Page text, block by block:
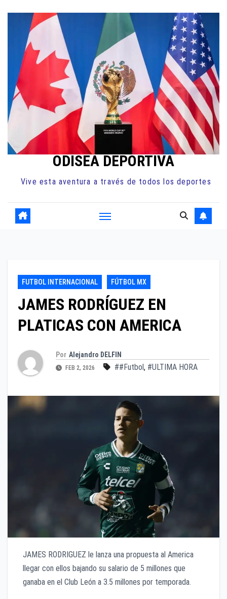
contenido
ODISEA DEPORTIVA
Vive esta aventura a través de todos los deportes
FUTBOL INTERNACIONAL FÚTBOL MX
JAMES RODRÍGUEZ EN
PLATICAS CON AMERICA
Por Alejandro DELFIN
FEB 2, 2026 ##Futbol, #ULTIMA HORA
JAMES RODRIGUEZ le lanza una propuesta al America
llegar con ellos bajando su salario de 5 millones que
ganaba en el Club León a 3.5 millones por temporada.